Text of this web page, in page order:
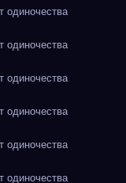
одиночества
одиночества
одиночества
одиночества
одиночества
одиночества